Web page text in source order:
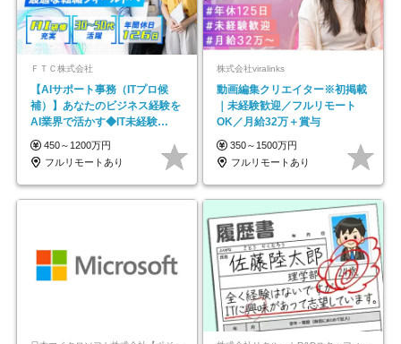
ＦＴＣ株式会社
【AIサポート事務（ITプロ候
補）】あなたのビジネス経験を
AI業界で活かす◆IT未経験
OK◆目指せるコンサル
450～1200万円
フルリモートあり
株式会社viralinks
動画編集クリエイター※初掲載
｜未経験歓迎／フルリモート
OK／月給32万＋賞与
350～1500万円
フルリモートあり